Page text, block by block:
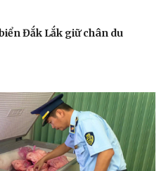
Đắk Lắk giữ chân du